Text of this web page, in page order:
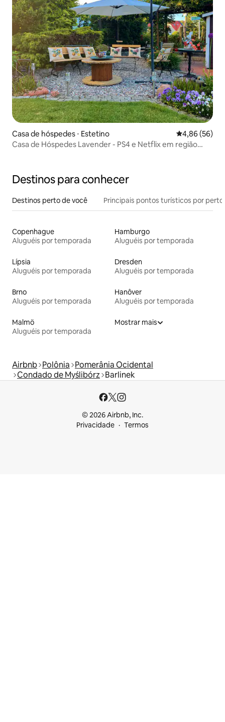
Casa de hóspedes ⋅ Estetino 4,86 de uma
4,86 (56)
Casa de Hóspedes Lavender - PS4 e Netflix em região
Destinos para conhecer
Destinos perto de você Principais pontos turísticos por perto
Copenhague
Aluguéis por temporada
Hamburgo
Aluguéis por temporada
Lípsia
Aluguéis por temporada
Dresden
Aluguéis por temporada
Brno
Aluguéis por temporada
Hanôver
Aluguéis por temporada
Malmö
Aluguéis por temporada
Mostrar mais
Airbnb Polônia Pomerânia Ocidental
Condado de Myślibórz Barlinek
© 2026 Airbnb, Inc.
Privacidade
Termos